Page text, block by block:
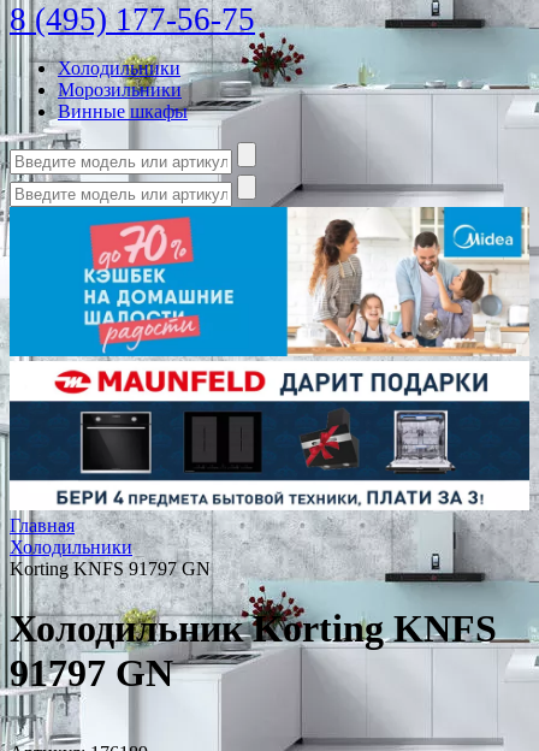
8 (495) 177-56-75
Холодильники
Морозильники
Винные шкафы
Главная
Холодильники
Korting KNFS 91797 GN
Холодильник Korting KNFS
91797 GN